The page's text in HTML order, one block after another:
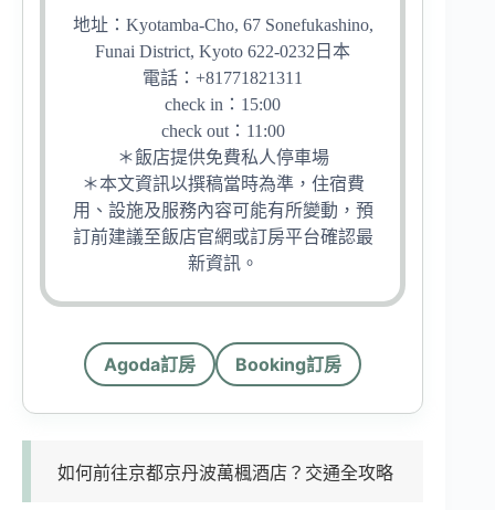
地址：Kyotamba-Cho, 67 Sonefukashino,
Funai District, Kyoto 622-0232日本
電話：+81771821311
check in：15:00
check out：11:00
＊飯店提供免費私人停車場
＊本文資訊以撰稿當時為準，住宿費
用、設施及服務內容可能有所變動，預
訂前建議至飯店官網或訂房平台確認最
新資訊。
Agoda訂房 Booking訂房
如何前往京都京丹波萬楓酒店？交通全攻略